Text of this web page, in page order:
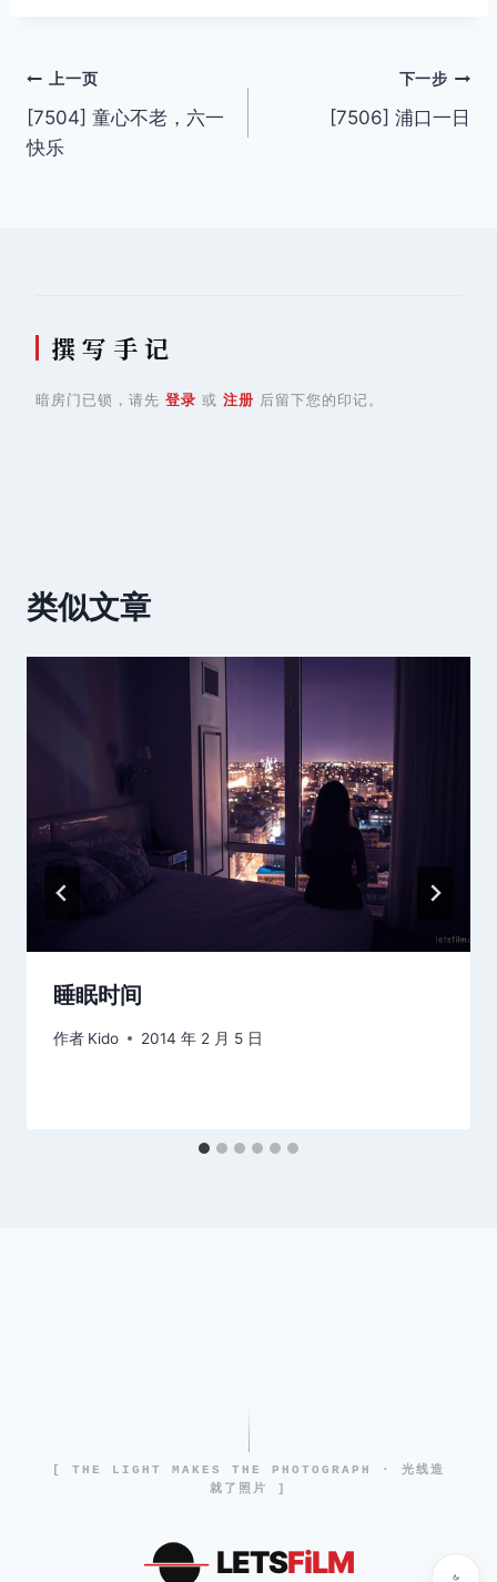
文
章
上一页
[7504] 童心不老，六一
快乐
下一步
[7506] 浦口一日
撰 写 手 记
暗房门已锁，请先 登录 或 注册 后留下您的印记。
类似文章
睡眠时间
作者 Kido 2014 年 2 月 5 日
[ THE LIGHT MAKES THE PHOTOGRAPH · 光线造
就了照片 ]
LETSFiLM